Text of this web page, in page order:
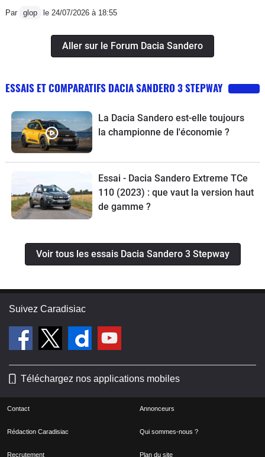
Par glop le 24/07/2026 à 18:55
Aller sur le Forum Dacia Sandero
ESSAIS ET COMPARATIFS DACIA SANDERO 3 STEPWAY
La Dacia Sandero est-elle toujours
la championne de l'économie ?
Essai - Dacia Sandero Extreme TCe
110 (2023) : que vaut la version haut
de gamme ?
Voir tous les essais Dacia Sandero 3 Stepway
Suivez Caradisiac
Téléchargez nos applications mobiles
Contact Annonceurs
Rédaction Caradisiac Qui sommes-nous ?
Recrutement Plan du site